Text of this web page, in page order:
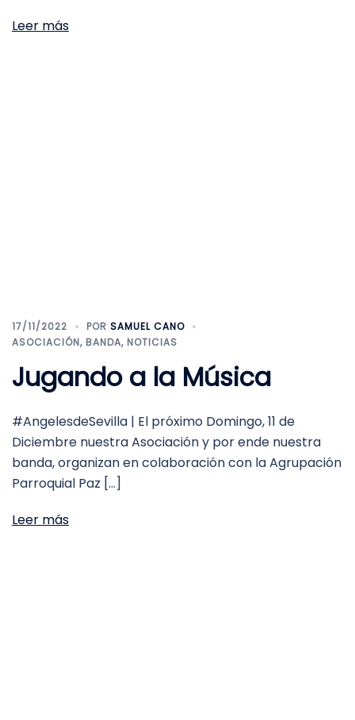
Leer más
17/11/2022 POR SAMUEL CANO
ASOCIACIÓN, BANDA, NOTICIAS
Jugando a la Música
#AngelesdeSevilla | El próximo Domingo, 11 de
Diciembre nuestra Asociación y por ende nuestra
banda, organizan en colaboración con la Agrupación
Parroquial Paz […]
Leer más